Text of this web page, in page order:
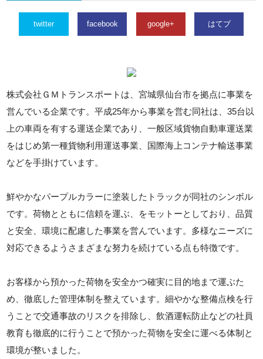
twitter facebook google+ はてブ
株式会社ＧＭトランスポートは、宮城県仙台市を拠点に事業を
営んでいる企業です。平成25年から事業を営む同社は、35台以
上の車両を有する運送企業であり、一般区域貨物自動車運送業
をはじめ第一種貨物利用運送事業、国際海上コンテナ輸送事業
などを手掛けています。
鮮やかなパープルカラーに塗装したトラックが同社のシンボル
です。荷物とともに信頼を運ぶ、をモットーとしており、品質
と安全、環境に配慮した事業を営んでいます。多様なニーズに
対応できるようさまざまな努力を続けている点も特徴です。
お客様から預かった荷物を安全かつ確実に目的地まで運ぶた
め、徹底した管理体制を整えています。細やかな整備点検を行
うことで交通事故のリスクを排除し、飲酒運転防止などの社員
教育も徹底的に行うことで預かった荷物を安全に運べる体制と
環境が整いました。